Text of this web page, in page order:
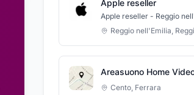
Apple reseller
Apple reseller - Reggio
Reggio nell'Emilia,
Cento, Ferrara